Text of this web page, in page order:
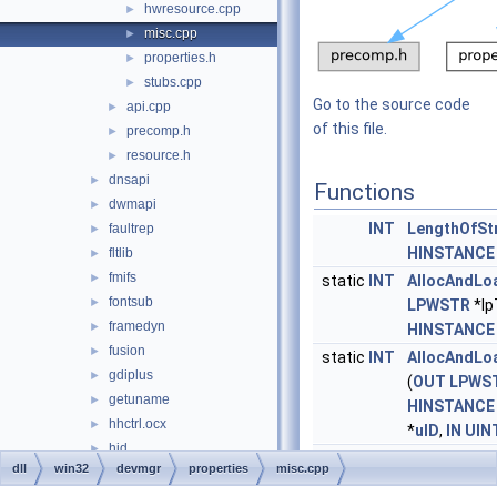
► hwresource.cpp
► misc.cpp
► properties.h
► stubs.cpp
► api.cpp
► precomp.h
► resource.h
► dnsapi
► dwmapi
► faultrep
► fltlib
► fmifs
► fontsub
► framedyn
► fusion
► gdiplus
► getuname
► hhctrl.ocx
► hid
► hlink
Go to the source code
of this file.
Functions
INT
HINSTANCE
static
INT
LPWSTR
HINSTANCE
static
INT
(OUT
HINSTANCE
*uID, IN
DWORD
dll win32 devmgr properties misc.cpp